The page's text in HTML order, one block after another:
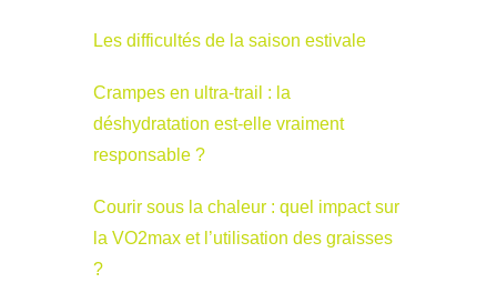
Les difficultés de la saison estivale
Crampes en ultra-trail : la
déshydratation est-elle vraiment
responsable ?
Courir sous la chaleur : quel impact sur
la VO2max et l’utilisation des graisses
?